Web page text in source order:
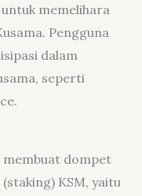
memelihara
Pengguna
dalam
seperti
.
membuat dompet
staking) KSM, yaitu